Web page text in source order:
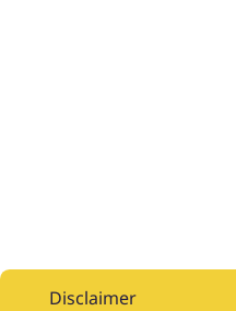
Disclaimer